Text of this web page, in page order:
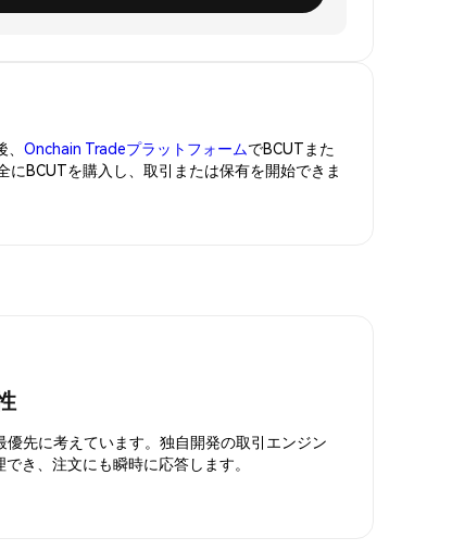
Onchain TradeプラットフォームでBCUTまた
BCUTを購入し、取引または保有を開始できま
先に考えています。独自開発の取引エンジン
き、注文にも瞬時に応答します。